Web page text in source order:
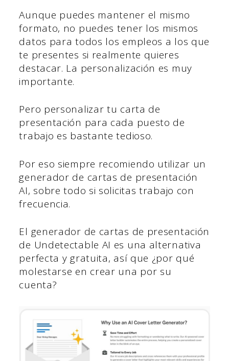
Aunque puedes mantener el mismo
formato, no puedes tener los mismos
datos para todos los empleos a los que
te presentes si realmente quieres
destacar. La personalización es muy
importante.
Pero personalizar tu carta de
presentación para cada puesto de
trabajo es bastante tedioso.
Por eso siempre recomiendo utilizar un
generador de cartas de presentación
AI, sobre todo si solicitas trabajo con
frecuencia.
El generador de cartas de presentación
de Undetectable AI es una alternativa
perfecta y gratuita, así que ¿por qué
molestarse en crear una por su
cuenta?